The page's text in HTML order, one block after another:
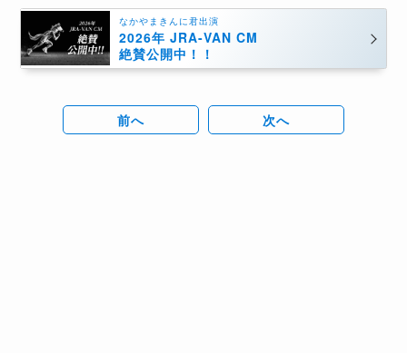
なかやまきんに君出演
2026年 JRA-VAN CM
絶賛公開中！！
前へ 次へ